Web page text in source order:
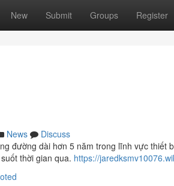
New Submit Groups Register
News
Discuss
đường dài hơn 5 năm trong lĩnh vực thiết
thời gian qua. https://